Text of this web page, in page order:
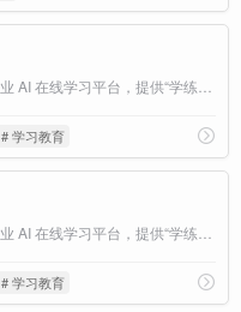
# 学习教育
# 学习教育